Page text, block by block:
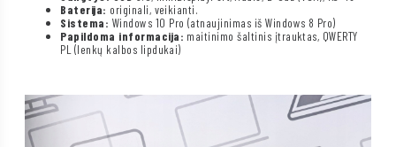
Baterija: originali, veikianti.
Sistema: Windows 10 Pro (atnaujinimas iš Windows 8 Pro)
Papildoma informacija: maitinimo šaltinis įtrauktas, QWERTY
PL (lenkų kalbos lipdukai)